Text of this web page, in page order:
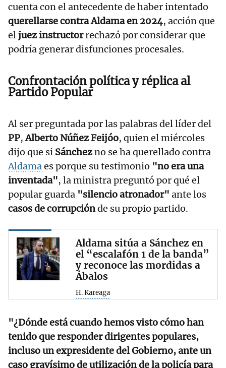
cuenta con el antecedente de haber intentado
querellarse contra Aldama en 2024, acción que
eljuez instructorrechazó por considerar que
podría generar disfunciones procesales.
Confrontación política y réplica al
Partido Popular
Al ser preguntada por las palabras del líder del
PP,Alberto Núñez Feijóo, quien el miércoles
dijo que si Sánchezno se ha querellado contra
Aldamaes porque su testimonio "no era una
inventada", la ministra preguntó por qué el
popular guarda "silencio atronador" ante los
casos de corrupciónde su propio partido.
Aldama sitúa a Sánchez en
el “escalafón 1 de la banda”
y reconoce las mordidas a
Ábalos
H. Kareaga
"¿Dónde está cuando hemos visto cómo han
tenido que responder dirigentes populares,
incluso un expresidente del Gobierno, ante un
caso gravísimo de utilización de la policía para